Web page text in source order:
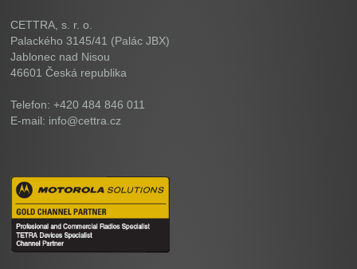
CETTRA, s. r. o.
Palackého 3145/41 (Palác JBX)
Jablonec nad Nisou
46601Česká republika
Telefon: +420 484 846 011
E-mail: info@cettra.cz